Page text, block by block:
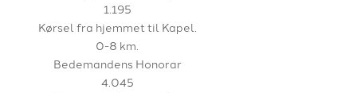
1.195
Kørsel fra hjemmet til Kapel.
0-8 km.
Bedemandens Honorar
4.045